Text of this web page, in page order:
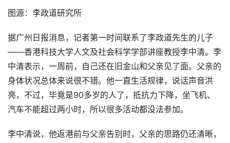
图源：李政道研究所
据广州日报消息，记者第一时间联系了李政道先生的儿子
——香港科技大学人文及社会科学学部讲座教授李中清。李
中清表示，一周前，自己还在旧金山和父亲见了面。父亲的
身体状况总体来说很不错。他一直生活规律，说话声音洪
亮，不过，毕竟是90多岁的人了，抵抗力下降，坐飞机、
汽车不能超过两小时，所以很多活动都没法参加。
李中清说，他返港前与父亲告别时，父亲的思路仍还清晰，